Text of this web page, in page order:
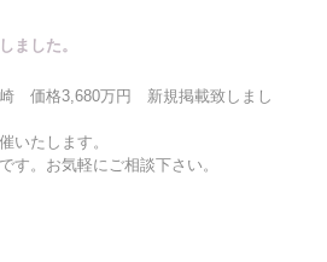
ました。
崎 価格3,680万円 新規掲載致しまし
いたします。
す。お気軽にご相談下さい。